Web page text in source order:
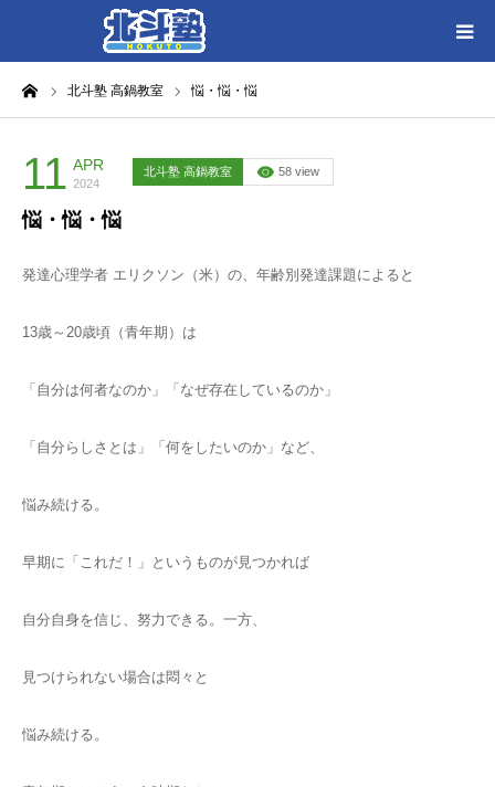
北斗塾 高鍋教室 悩・悩・悩
11 APR
2024
北斗塾 高鍋教室 58 view
悩・悩・悩
発達心理学者 エリクソン（米）の、年齢別発達課題によると
13歳～20歳頃（青年期）は
「自分は何者なのか」「なぜ存在しているのか」
「自分らしさとは」「何をしたいのか」など、
悩み続ける。
早期に「これだ！」というものが見つかれば
自分自身を信じ、努力できる。一方、
見つけられない場合は悶々と
悩み続ける。
HOME
各教室別に記事を見る
北斗塾／教室一覧
お問い合わせ